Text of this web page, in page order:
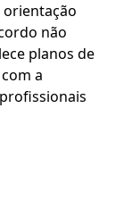
não
planos de
a